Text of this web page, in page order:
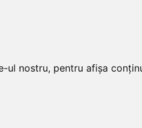
nostru, pentru afișa